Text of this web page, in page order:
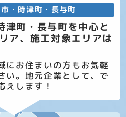
・時津町・長与町
津町・長与町を中心と
ア、施工対象エリアは
にお住まいの方もお気軽
い。地元企業として、で
えします！